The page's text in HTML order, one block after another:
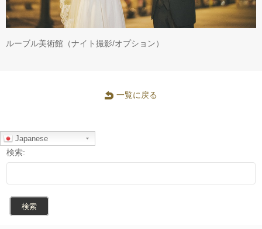
ルーブル美術館（ナイト撮影/オプション）
一覧に戻る
Japanese
検索: